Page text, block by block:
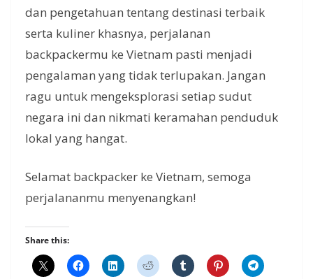
dan pengetahuan tentang destinasi terbaik
serta kuliner khasnya, perjalanan
backpackermu ke Vietnam pasti menjadi
pengalaman yang tidak terlupakan. Jangan
ragu untuk mengeksplorasi setiap sudut
negara ini dan nikmati keramahan penduduk
lokal yang hangat.
Selamat backpacker ke Vietnam, semoga
perjalananmu menyenangkan!
Share this: